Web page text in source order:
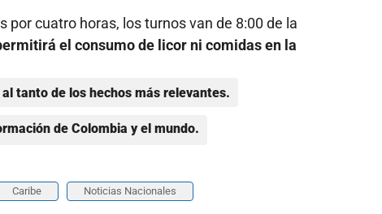
cuatro horas, los turnos van de 8:00 de la
el consumo de licor ni comidas en la
tanto de los hechos más relevantes.
de Colombia y el mundo.
Caribe Noticias Nacionales